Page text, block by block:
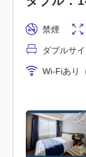
禁煙
ダブルサ
Wi-Fiあり